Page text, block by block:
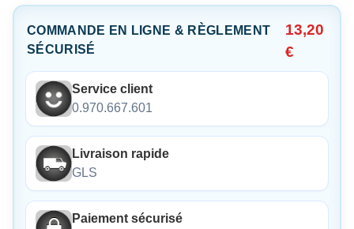
COMMANDE EN LIGNE & RÈGLEMENT
SÉCURISÉ
13,20
€
Service client
0.970.667.601
Livraison rapide
GLS
Paiement sécurisé